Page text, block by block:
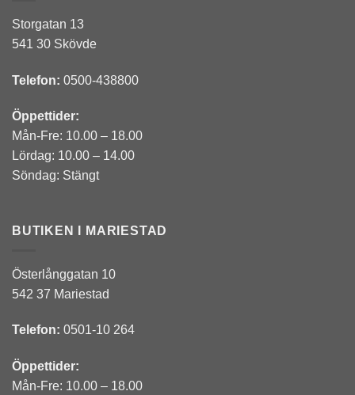
Storgatan 13
541 30 Skövde
Telefon: 0500-438800
Öppettider:
Mån-Fre: 10.00 – 18.00
Lördag: 10.00 – 14.00
Söndag: Stängt
BUTIKEN I MARIESTAD
Österlånggatan 10
542 37 Mariestad
Telefon: 0501-10 264
Öppettider:
Mån-Fre: 10.00 – 18.00